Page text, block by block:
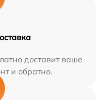
доставит ваше
и обратно.